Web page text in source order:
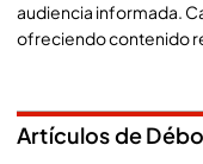
audiencia informada.
ofreciendo contenido
Artículos de